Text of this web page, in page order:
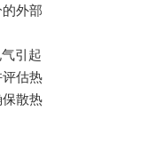
外部
引起
估热
散热